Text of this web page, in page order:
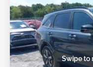
Swipe to